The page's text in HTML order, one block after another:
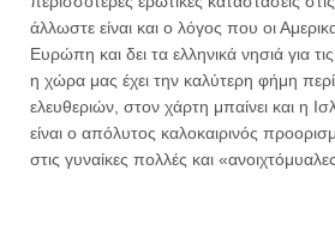
άλλωστε είναι και ο λόγος που οι
Ευρώπη και δει τα ελληνικά νησιά για
η χώρα μας έχει την καλύτερη φήμη
ελευθεριών, στον χάρτη μπαίνει και η
είναι ο απόλυτος καλοκαιρινός
στις γυναίκες πολλές και